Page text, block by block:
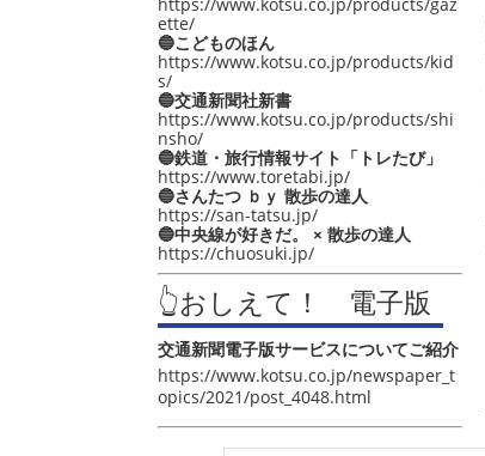
ette/
🔵こどものほん
https://www.kotsu.co.jp/products/kid
s/
🔵交通新聞社新書
https://www.kotsu.co.jp/products/shi
nsho/
🔵鉄道・旅行情報サイト「トレたび」
https://www.toretabi.jp/
🔵さんたつ ｂｙ 散歩の達人
https://san-tatsu.jp/
🔵中央線が好きだ。 × 散歩の達人
https://chuosuki.jp/
👆おしえて！ 電子版
交通新聞電子版サービスについてご紹介
https://www.kotsu.co.jp/newspaper_t
opics/2021/post_4048.html